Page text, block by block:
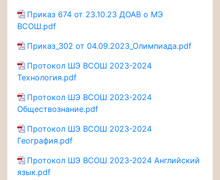
Приказ 674 от 23.10.23 ДОАВ о МЭ
ВСОШ.pdf
Приказ_302 от 04.09.2023_Олимпиада.pdf
Протокол ШЭ ВСОШ 2023-2024
Технология.pdf
Протокол ШЭ ВСОШ 2023-2024
Обществознание.pdf
Протокол ШЭ ВСОШ 2023-2024
География.pdf
Протокол ШЭ ВСОШ 2023-2024 Английский
язык.pdf